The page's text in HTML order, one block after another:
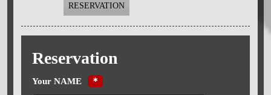
RESERVATION
Reservation
Your NAME ＊